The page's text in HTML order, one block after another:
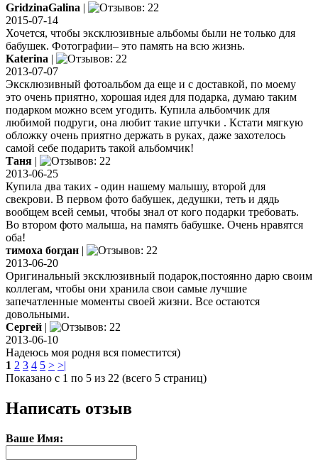
GridzinaGalina |
2015-07-14
Хочется, чтобы эксклюзивные альбомы были не только для
бабушек. Фотографии– это память на всю жизнь.
Katerinа |
2013-07-07
Эксклюзивный фотоальбом да еще и с доставкой, по моему
это очень приятно, хорошая идея для подарка, думаю таким
подарком можно всем угодить. Купила альбомчик для
любимой подруги, она любит такие штучки . Кстати мягкую
обложку очень приятно держать в руках, даже захотелось
самой себе подарить такой альбомчик!
Таня |
2013-06-25
Купила два таких - один нашему малышу, второй для
свекрови. В первом фото бабушек, дедушки, теть и дядь
вообщем всей семьи, чтобы знал от кого подарки требовать.
Во втором фото малыша, на память бабушке. Очень нравятся
оба!
тимоха богдан |
2013-06-20
Оригинальный эксклюзивный подарок,постоянно дарю своим
коллегам, чтобы они хранила свои самые лучшие
запечатленные моменты своей жизни. Все остаются
довольными.
Сергей |
2013-06-10
Надеюсь моя родня вся поместится)
1 2 3 4 5 > >|
Показано с 1 по 5 из 22 (всего 5 страниц)
Написать отзыв
Ваше Имя: